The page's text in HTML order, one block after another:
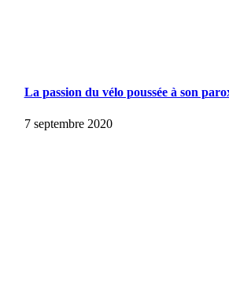
La passion du vélo poussée à son
7 septembre 2020